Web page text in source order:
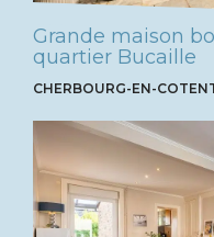
Grande maison
quartier Bucaille
CHERBOURG-EN-